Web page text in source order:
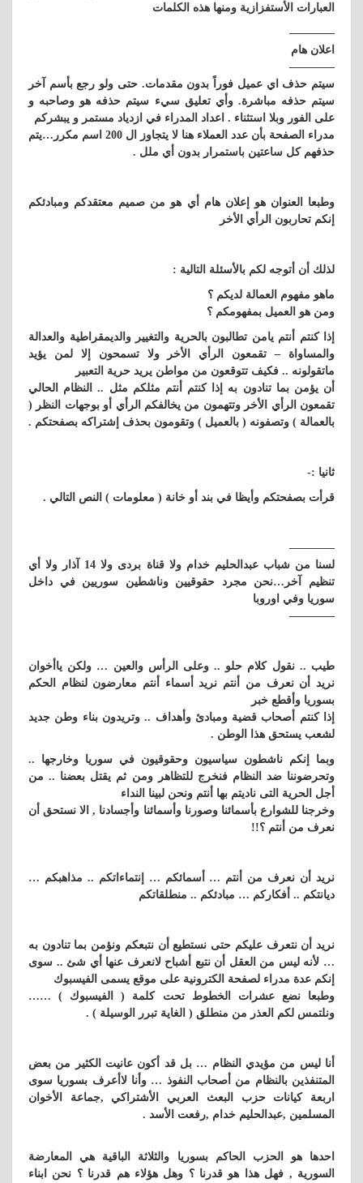
العبارات الأستفزازية ومنها هذه الكلمات
————
اعلان هام
————
سيتم حذف اي عميل فوراً بدون مقدمات. حتى ولو رجع بأسم آخر
سيتم حذفه مباشرة. وأي تعليق سيء سيتم حذفه هو وصاحبه و
على الفور وبلا استثناء . اعداد المدراء في ازدياد مستمر و يبشركم
مدراء الصفحة بأن عدد العملاء هنا لا يتجاوز ال 200 اسم مكرر…يتم
حذفهم كل ساعتين باستمرار بدون أي ملل .
وطبعا العنوان هو إعلان هام أي هو من صميم معتقدكم ومبادئكم
إنكم تحاربون الرأي الأخر
لذلك أن أتوجه لكم بالأسئلة التالية :
ماهو مفهوم العمالة لديكم ؟
ومن هو العميل بمفهومكم ؟
إذا كنتم أنتم يامن تطالبون بالحرية والتغيير والديمقراطية والعدالة
والمساواة – تقمعون الرأي الأخر ولا تسمحون إلا لمن يؤيد
ماتقولونه .. فكيف تتوقعون من مواطن يريد حرية التعبير
أن يؤمن بما تنادون به إذا كنتم أنتم مثلكم مثل .. النظام الحالي
تقمعون الرأي الأخر وتتهمون من يخالفكم الرأي أو بوجهات النظر (
بالعمالة ) وتصفونه ( بالعميل ) وتقومون بحذف إشتراكه بصفحتكم .
ثانيا :-
قرأت بصفحتكم وأيظا في بند أو خانة ( معلومات ) النص التالي .
————
لسنا من شباب عبدالحليم خدام ولا قناة بردى ولا 14 آذار ولا أي
تنظيم آخر…نحن مجرد حقوقيين وناشطين سوريين في داخل
سوريا وفي اوروبا
————
طيب .. نقول كلام حلو .. وعلى الرأس والعين … ولكن ياأخوان
نريد أن نعرف من أنتم نريد أسماء أنتم معارضون لنظام الحكم
بسوريا وأقطع خبر
إذا كنتم أصحاب قضية ومبادئ وأهداف .. وتريدون بناء وطن جديد
لشعب يستحق هذا الوطن .
وبما إنكم ناشطون سياسيون وحقوقيون في سوريا وخارجها ..
وتحرضوننا ضد النظام فنخرج للتظاهر ومن ثم يقتل بعضنا .. من
أجل الحرية التى ناديتم بها أنتم ونحن لبينا النداء
وخرجنا للشوارع بأسمائنا وصورنا وأسمائنا وأجسادنا , الا نستحق أن
نعرف من أنتم ؟!!
نريد أن نعرف من أنتم … أسمائكم … إنتماءاتكم .. مذاهبكم …
ديانتكم .. أفكاركم … مبادئكم .. منطلقاتكم
نريد أن نتعرف عليكم حتى نستطيع أن نتبعكم ونؤمن بما تنادون به
… لأنه ليس من العقل أن نتبع أشباح لانعرف عنها أي شئ .. سوى
إنكم عدة مدراء لصفحة الكترونية على موقع يسمى الفيسبوك
وطبعا نضع عشرات الخطوط تحت كلمة ( الفيسبوك ) ……
ونلتمس لكم العذر من منطلق ( الغاية تبرر الوسيلة ) .
أنا ليس من مؤيدي النظام … بل قد أكون عانيت الكثير من بعض
المتنفذين بالنظام من أصحاب النفوذ … وأنا لاأعرف بسوريا سوى
اربعة كيانات حزب البعث العربي الأشتراكي ,جماعة الأخوان
المسلمين ,عبدالحليم خدام ,رفعت الأسد .
احدها هو الحزب الحاكم بسوريا والثلاثة الباقية هي المعارضة
السورية , فهل هذا هو قدرنا ؟ وهل هؤلاء هم قدرنا ؟ نحن ابناء